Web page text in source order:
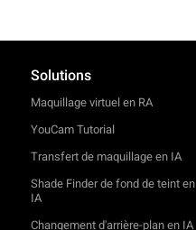
Solutions
Maquillage virtuel en RA
YouCam Tutorial
Transfert de maquillage en IA
Shade Finder de fond de teint en
IA
Changement d'arrière-plan en IA